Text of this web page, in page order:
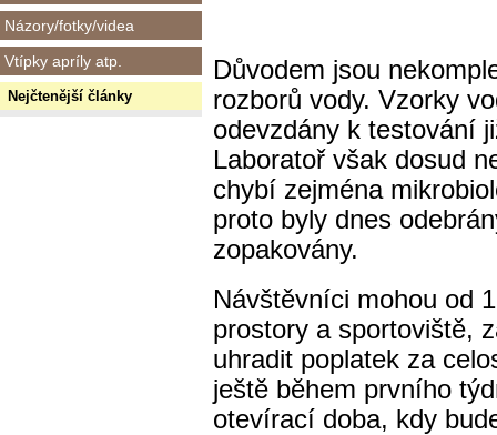
Názory/fotky/videa
Vtípky apríly atp.
Nejčtenější články
Důvodem jsou
rozborů vody. Vzorky
odevzdány k testování
Laboratoř však dosud
chybí zejména
proto byly dnes
zopakovány.
Návštěvníci mohou od
prostory a sportoviště,
uhradit poplatek za
ještě během prvního
otevírací doba, kdy